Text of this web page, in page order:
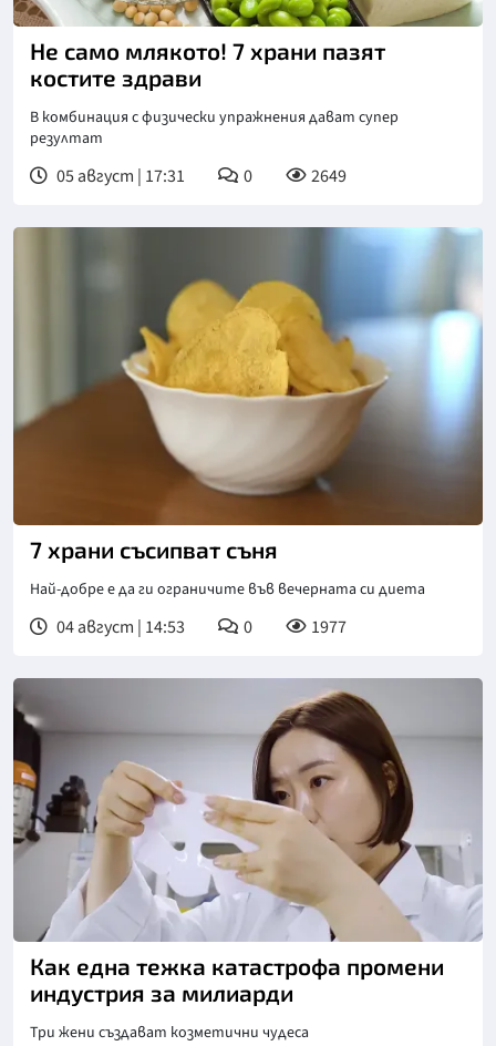
Не само млякото! 7 храни пазят
костите здрави
В комбинация с физически упражнения дават супер
резултат
05 август | 17:31 0 2649
7 храни съсипват съня
Най-добре е да ги ограничите във вечерната си диета
04 август | 14:53 0 1977
Как една тежка катастрофа промени
индустрия за милиарди
Три жени създават козметични чудеса